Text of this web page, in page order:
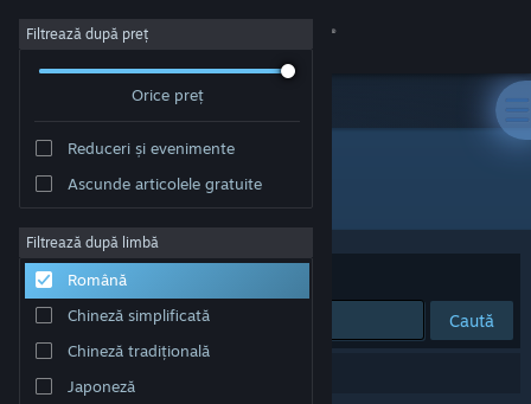
Conectează-te
Despre
Asistență
Schimbă limba
Filtrează după preț
Orice preț
Reduceri și evenimente
Ascunde articolele gratuite
Filtrează după limbă
Română
Chineză simplificată
Chineză tradițională
Japoneză
Dezvoltator: Magic Dog Studios
Sortează după
Caută